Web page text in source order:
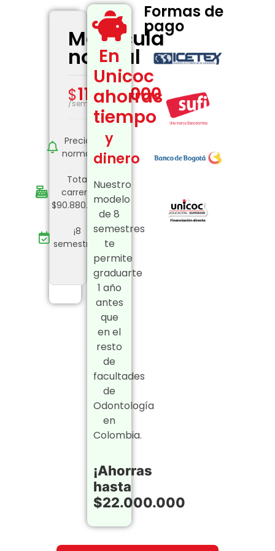
Matrícula
normal
$11,360,000
/semestre
Precio
normal
Total
carrera:
$90.880.000
¡8
semestres!
En
Unicoc
ahorras
tiempo
y
dinero
Nuestro
modelo
de 8
semestres
te
permite
graduarte
1 año
antes
que
en el
resto
de
facultades
de
Odontología
en
Colombia.
¡Ahorras
hasta
$22.000.000
Formas de
pago